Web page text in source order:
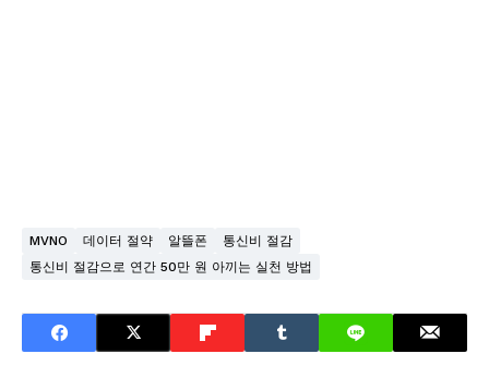
MVNO 데이터 절약 알뜰폰
통신비 절감
통신비 절감으로 연간 50만 원 아끼는 실천 방법